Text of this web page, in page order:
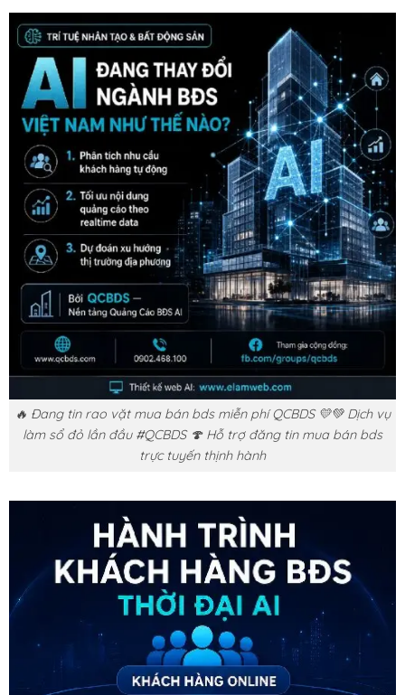
🔥 Đang tin rao vặt mua bán bds miễn phí QCBDS 💛💚 Dịch vụ
làm sổ đỏ lần đầu #QCBDS 🍄 Hỗ trợ đăng tin mua bán bds
trực tuyến thịnh hành